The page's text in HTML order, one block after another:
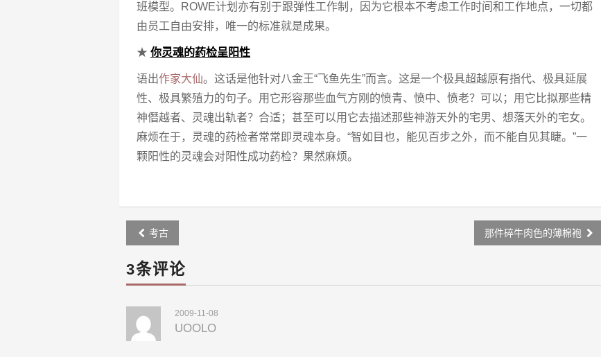
班模型。ROWE计划亦有别于跟弹性工作制，因为它根本不考虑工作时间和工作地点，一切都
由员工自由安排，唯一的标准就是成果。
★ 你灵魂的药检呈阳性
语出作家大仙。这话是他针对八金王“飞鱼先生”而言。这是一个极具超越原有指代、极具延展
性、极具繁殖力的句子。用它形容那些血气方刚的愤青、愤中、愤老？可以；用它比拟那些精
神僭越者、灵魂出轨者？合适；甚至可以用它去描述那些神游天外的宅男、想落天外的宅女。
麻烦在于，灵魂的药检者常常即灵魂本身。“智如目也，能见百步之外，而不能自见其睫。”一
颗阳性的灵魂会对阳性成功药检？果然麻烦。
Post
navigation
考古 那件碎牛肉色的薄棉袍
3条评论
2009-11-08
UOOLO